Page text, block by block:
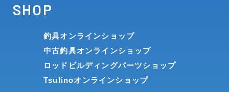
SHOP
釣具オンラインショップ
中古釣具オンラインショップ
ロッドビルディングパーツショップ
Tsulinoオンラインショップ